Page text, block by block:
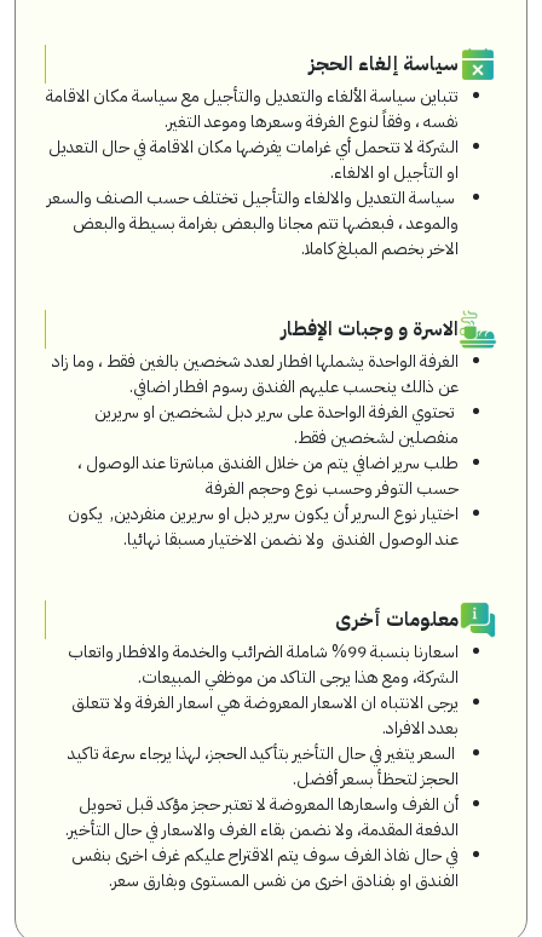
سياسة إلغاء الحجز
تتباين سياسة الألغاء والتعديل والتأجيل مع سياسة مكان الاقامة
نفسه ، وفقاً لنوع الغرفة وسعرها وموعد التغير.
الشركة لا تتحمل أي غرامات يفرضها مكان الاقامة في حال التعديل
او التأجيل او الالغاء.
سياسة التعديل والالغاء والتأجيل تختلف حسب الصنف والسعر
والموعد ، فبعضها تتم مجانا والبعض بغرامة بسيطة والبعض
الاخر بخصم المبلغ كاملا.
الاسرة و وجبات الإفطار
الغرفة الواحدة يشملها افطار لعدد شخصين بالغين فقط ، وما زاد
عن ذالك ينحسب عليهم الفندق رسوم افطار اضافي.
تحتوي الغرفة الواحدة على سرير دبل لشخصين او سريرين
منفصلين لشخصين فقط.
طلب سرير اضافي يتم من خلال الفندق مباشرتا عند الوصول ،
حسب التوفر وحسب نوع وحجم الغرفة
اختيار نوع السرير أن يكون سرير دبل او سريرين منفردين, يكون
عند الوصول الفندق ولا نضمن الاختيار مسبقا نهائيا.
معلومات أخرى
اسعارنا بنسبة 99% شاملة الضرائب والخدمة والافطار واتعاب
الشركة، ومع هذا يرجى التاكد من موظفي المبيعات.
يرجى الانتباه ان الاسعار المعروضة هي اسعار الغرفة ولا تتعلق
بعدد الافراد.
السعر يتغير في حال التأخير بتأكيد الحجز، لهذا يرجاء سرعة تاكيد
الحجز لتحظأ بسعر أفضل.
أن الغرف واسعارها المعروضة لا تعتبر حجز مؤكد قبل تحويل
الدفعة المقدمة، ولا نضمن بقاء الغرف والاسعار في حال التأخير.
في حال نفاذ الغرف سوف يتم الاقتراح عليكم غرف اخرى بنفس
الفندق او بفنادق اخرى من نفس المستوى وبفارق سعر.